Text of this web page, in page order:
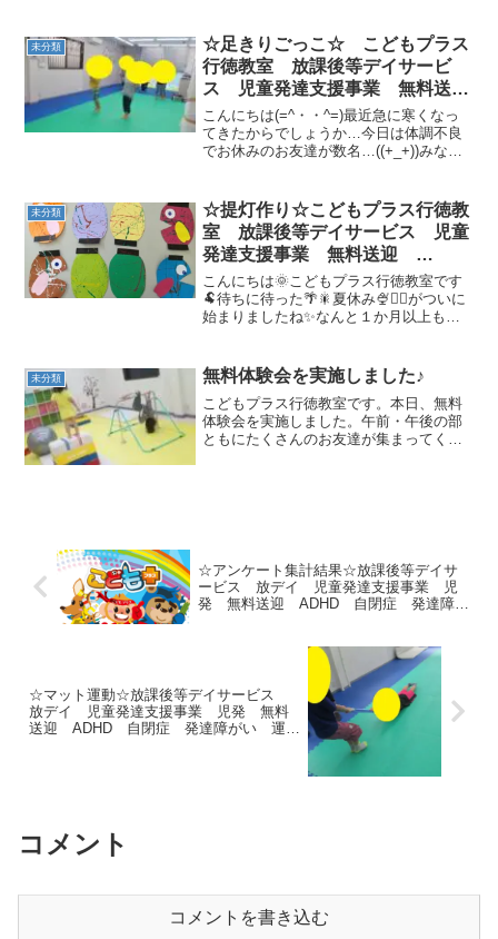
ご紹介いたします！こどもプラスの体力
テストは４つの種目に挑...
未分類
☆足きりごっこ☆ こどもプラス
行徳教室 放課後等デイサービ
ス 児童発達支援事業 無料送
迎 ADHD 発達障害 運動療
育 市川市 浦安市
こんにちは(=^・・^=)最近急に寒くなっ
てきたからでしょうか…今日は体調不良
でお休みのお友達が数名…((+_+))みなさ
えました☆★ まずは、カンガルージャ
ンプでウ...
未分類
☆提灯作り☆こどもプラス行徳教
室 放課後等デイサービス 児童
発達支援事業 無料送迎
ADHD 自閉症 発達障がい 運
動療育 遊び 南行徳 市川市
浦安市
こんにちは🌞こどもプラス行徳教室です
🐏待ちに待った🌴🎇夏休み🍨🏊‍♀️がついに
始まりましたね✨なんと１か月以上も休
くさん作りましょう💕さて、今回のブロ
グでは夏祭りの飾り...
未分類 無料体験会を実施しました♪
こどもプラス行徳教室です。本日、無料
体験会を実施しました。午前・午後の部
ともにたくさんのお友達が集まってくれ
☆アンケート集計結果☆放課後等デイサ
ービス 放デイ 児童発達支援事業 児
発 無料送迎 ADHD 自閉症 発達障が
☆マット運動☆放課後等デイサービス
放デイ 児童発達支援事業 児発 無料
送迎 ADHD 自閉症 発達障がい 運動
コメント
コメントを書き込む